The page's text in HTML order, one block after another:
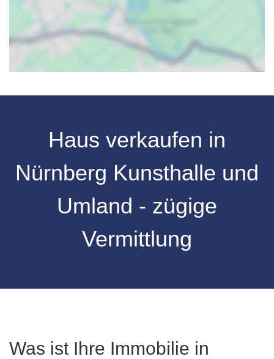
Haus verkaufen in
Nürnberg Kunsthalle und
Umland - zügige
Vermittlung
Was ist Ihre Immobilie in